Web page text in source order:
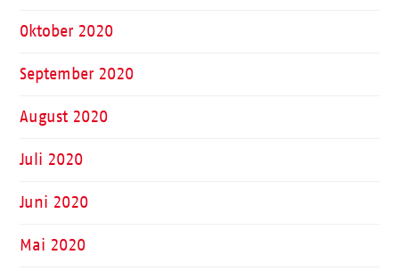
Oktober 2020
September 2020
August 2020
Juli 2020
Juni 2020
Mai 2020